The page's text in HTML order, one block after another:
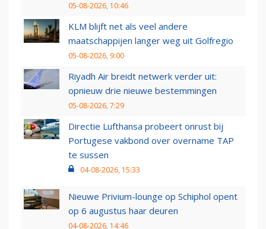
05-08-2026, 10:46
KLM blijft net als veel andere
maatschappijen langer weg uit Golfregio
05-08-2026, 9:00
Riyadh Air breidt netwerk verder uit:
opnieuw drie nieuwe bestemmingen
05-08-2026, 7:29
Directie Lufthansa probeert onrust bij
Portugese vakbond over overname TAP
te sussen
04-08-2026, 15:33
Nieuwe Privium-lounge op Schiphol opent
op 6 augustus haar deuren
04-08-2026, 14:46